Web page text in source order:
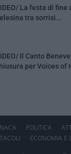
La festa di fine
tra sorrisi...
Il Canto
per Voices of
POLITICA
ECONOMIA E